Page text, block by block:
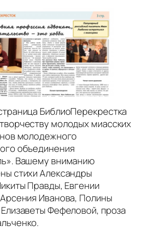
БиблиоПерекрестка
молодых миасских
молодежного
объединения
Вашему вниманию
стихи Александры
Правды, Евгении
Иванова, Полины
Фефеловой, проза